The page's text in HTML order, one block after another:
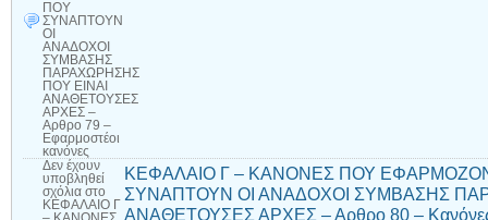
ΠΟΥ
ΣΥΝΑΠΤΟΥΝ
ΟΙ
ΑΝΑΔΟΧΟΙ
ΣΥΜΒΑΣΗΣ
ΠΑΡΑΧΩΡΗΣΗΣ
ΠΟΥ ΕΙΝΑΙ
ΑΝΑΘΕΤΟΥΣΕΣ
ΑΡΧΕΣ –
Αρθρο 79 –
Εφαρμοστέοι
κανόνες
Δεν έχουν
υποβληθεί
σχόλια στο
ΚΕΦΑΛΑΙΟ Γ
ΚΕΦΑΛΑΙΟ Γ – ΚΑΝΟΝΕΣ ΠΟΥ
ΣΥΝΑΠΤΟΥΝ ΟΙ ΑΝΑΔΟΧΟΙ ΣΥΜΒΑΣΗΣ
ΑΝΑΘΕΤΟΥΣΕΣ ΑΡΧΕΣ – Αρθρο 80 – Κανόνες